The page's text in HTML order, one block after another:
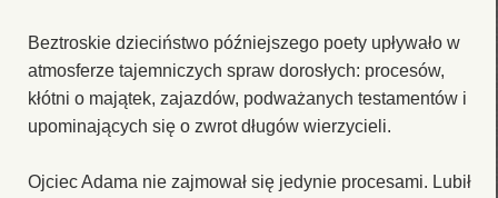
Beztroskie dzieciństwo późniejszego poety upływało w
atmosferze tajemniczych spraw dorosłych: procesów,
kłótni o majątek, zajazdów, podważanych testamentów i
upominających się o zwrot długów wierzycieli.
Ojciec Adama nie zajmował się jedynie procesami. Lubił